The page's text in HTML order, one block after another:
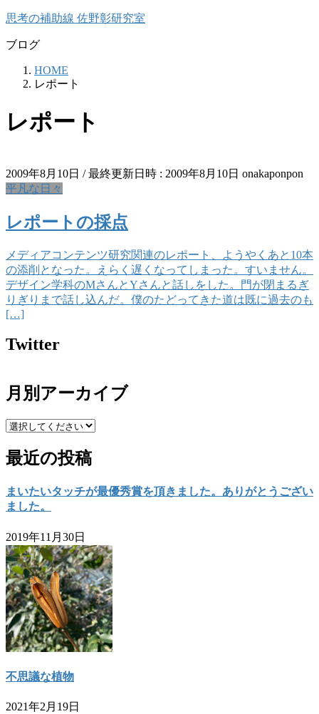
コ
テ
キ
ナ
ゲ
に
思考の補助線 佐野彰研究室
ブログ
HOME
レポート
レポート
2009年8月10日 / 最終更新日時 : 2009年8月10日 onakaponpon
平凡な日々
レポートの採点
メディアコンテンツ研究関連のレポート、ようやくあと10本
の添削となった。えらく遅くなってしまった。すいません。
デザイン学科のMさんとYさんと話しをした。門が閉まるぎ
りぎりまで話し込んだ。僕のたどってきた道は既に過去のも
[…]
Twitter
月別アーカイブ
最近の投稿
まいたいタッチが最優秀賞を頂きました。ありがとうござい
ました。
2019年11月30日
不思議な植物
2021年2月19日